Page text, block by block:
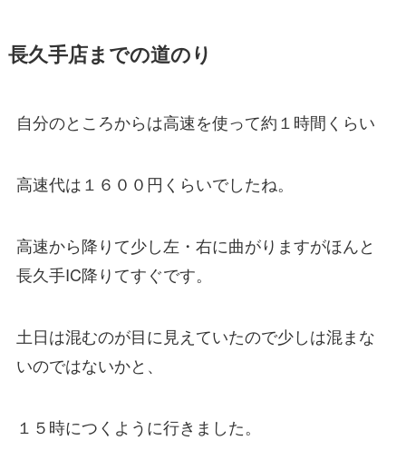
長久手店までの道のり
自分のところからは高速を使って約１時間くらい
高速代は１６００円くらいでしたね。
高速から降りて少し左・右に曲がりますがほんと
長久手IC降りてすぐです。
土日は混むのが目に見えていたので少しは混まな
いのではないかと、
１５時につくように行きました。